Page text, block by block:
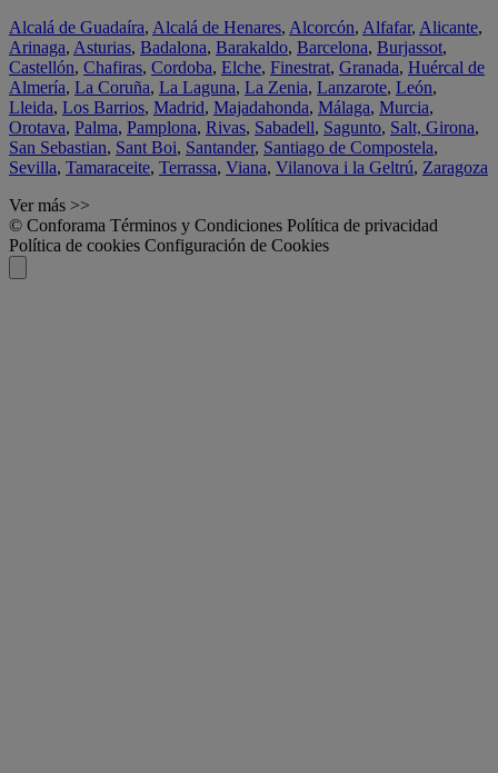
Alcalá de Guadaíra, Alcalá de Henares, Alcorcón, Alfafar, Alicante,
Arinaga, Asturias, Badalona, Barakaldo, Barcelona, Burjassot,
Castellón, Chafiras, Cordoba, Elche, Finestrat, Granada, Huércal de
Almería, La Coruña, La Laguna, La Zenia, Lanzarote, León,
Lleida, Los Barrios, Madrid, Majadahonda, Málaga, Murcia,
Orotava, Palma, Pamplona, Rivas, Sabadell, Sagunto, Salt, Girona,
San Sebastian, Sant Boi, Santander, Santiago de Compostela,
Sevilla, Tamaraceite, Terrassa, Viana, Vilanova i la Geltrú, Zaragoza
Ver más >>
© Conforama Términos y Condiciones Política de privacidad
Política de cookies Configuración de Cookies